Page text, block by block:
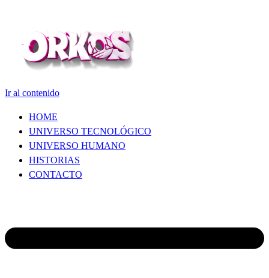
Ir al contenido
HOME
UNIVERSO TECNOLÓGICO
UNIVERSO HUMANO
HISTORIAS
CONTACTO